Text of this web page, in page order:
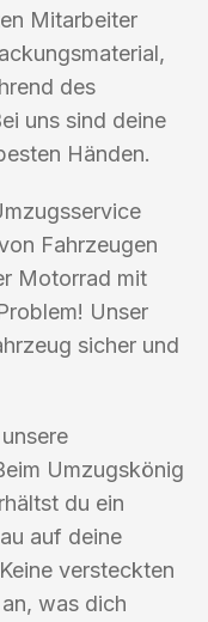
Mitarbeiter
des
uns sind deine
Händen.
Fahrzeugen
Motorrad mit
Unser
sicher und
Umzugskönig
du ein
auf deine
versteckten
was dich